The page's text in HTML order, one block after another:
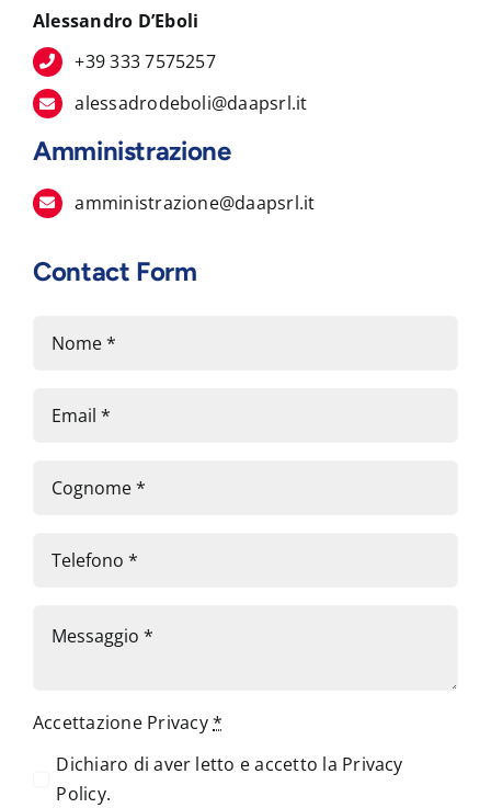
Alessandro D’Eboli
+39 333 7575257
alessadrodeboli@daapsrl.it
Amministrazione
amministrazione@daapsrl.it
Contact Form
Accettazione Privacy*
Dichiaro di aver letto e accetto la Privacy
Policy.